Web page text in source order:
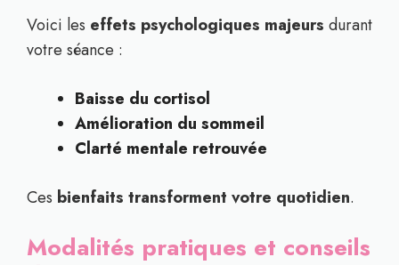
Voici les effets psychologiques majeurs durant
votre séance :
Baisse du cortisol
Amélioration du sommeil
Clarté mentale retrouvée
Ces bienfaits transforment votre quotidien.
Modalités pratiques et conseils